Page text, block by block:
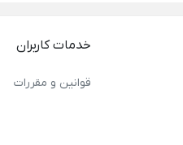
خدمات کاربران
قوانین و مقررات